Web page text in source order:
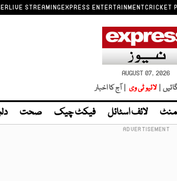
LIVE STREAMINGEXPRESS ENTERTAINMENTCRICKET
AUGUST 07, 2026
| لائیو ٹی وی | آج کا اخبار
لائف اسٹائل فیکٹ چیک صحت